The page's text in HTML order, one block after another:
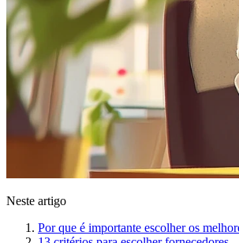
Neste artigo
Por que é importante escolher os